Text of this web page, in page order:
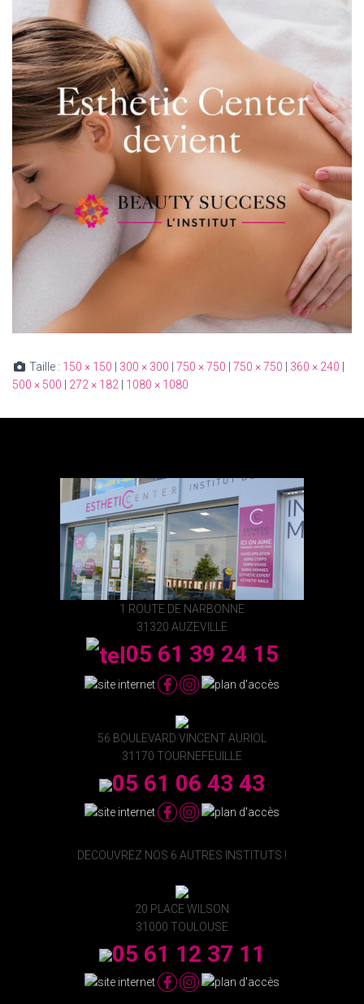
Taille : 150 × 150 300 × 300 750 × 750 750 × 750 360 × 240
500 × 500
272 × 182 1080 × 1080
1 ROUTE DE NARBONNE
31320 AUZEVILLE
05 61 39 24 15
56 BOULEVARD VINCENT AURIOL
31170 TOURNEFEUILLE
05 61 06 43 43
DECOUVREZ NOS 6 AUTRES INSTITUTS !
20 PLACE WILSON
31000 TOULOUSE
05 61 12 37 11